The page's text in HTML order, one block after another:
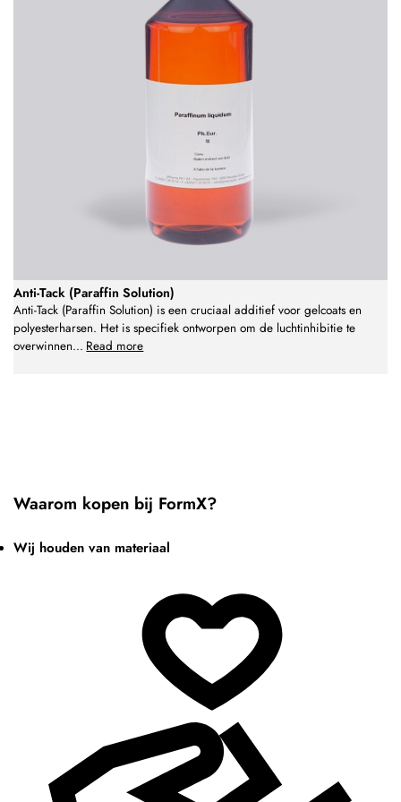
Anti-Tack (Paraffin Solution)
Anti-Tack (Paraffin Solution) is een cruciaal additief voor gelcoats en
polyesterharsen. Het is specifiek ontworpen om de luchtinhibitie te
overwinnen... Read more
Waarom kopen bij FormX?
Wij houden van materiaal